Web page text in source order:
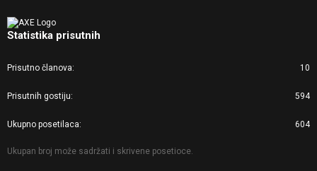
Statistika prisutnih
Prisutno članova 10
Prisutnih gostiju 594
Ukupno posetilaca 604
Ukupan broj može sadržati i skrivene posetioce.